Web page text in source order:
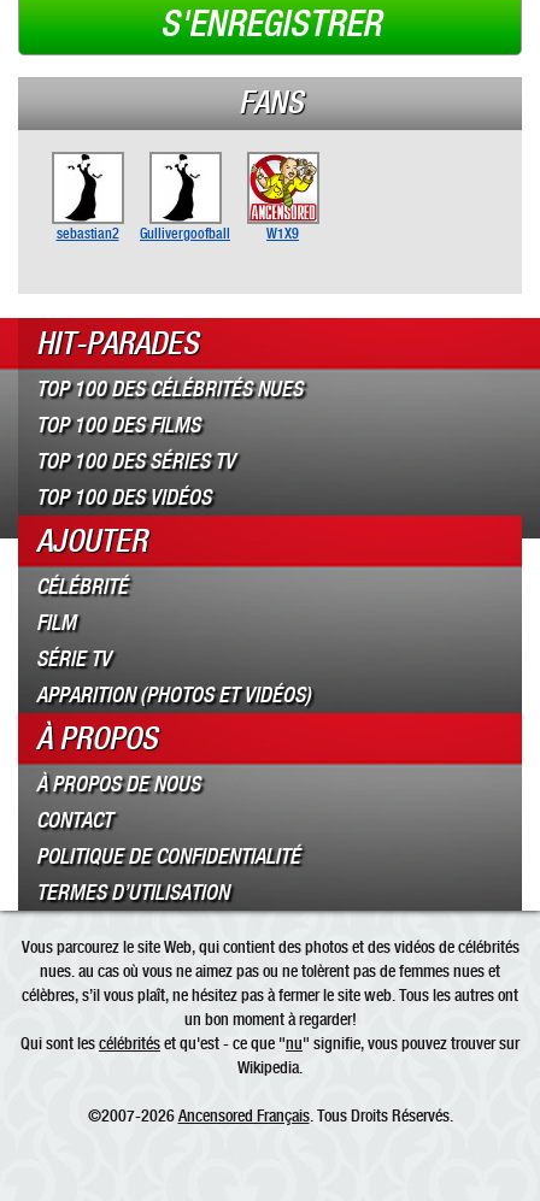
S'ENREGISTRER
FANS
sebastian2 Gullivergoofball W1X9
HIT-PARADES
TOP 100 DES CÉLÉBRITÉS NUES
TOP 100 DES FILMS
TOP 100 DES SÉRIES TV
TOP 100 DES VIDÉOS
AJOUTER
CÉLÉBRITÉ
FILM
SÉRIE TV
APPARITION (PHOTOS ET VIDÉOS)
À PROPOS
À PROPOS DE NOUS
CONTACT
POLITIQUE DE CONFIDENTIALITÉ
TERMES D’UTILISATION
Vous parcourez le site Web, qui contient des photos et des vidéos de célébrités
nues. au cas où vous ne aimez pas ou ne tolèrent pas de femmes nues et
célèbres, s’il vous plaît, ne hésitez pas à fermer le site web. Tous les autres ont
un bon moment à regarder!
Qui sont lescélébritéset qu'est - ce que "nu" signifie, vous pouvez trouver sur
Wikipedia.
©2007-2026Ancensored Français. Tous Droits Réservés.